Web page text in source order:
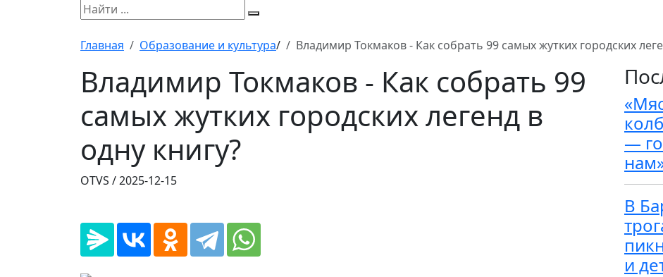
Главная Образование и культура/ Владимир Токмаков - Как собрать 99 самых жутких городских
Владимир Токмаков - Как собрать 99
самых жутких городских легенд в
одну книгу?
OTVS /2025-12-15
—
В
и